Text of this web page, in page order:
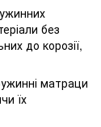
без
до корозії,
матраци
їх